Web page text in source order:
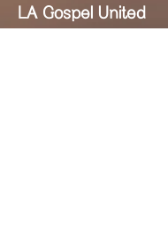
LA Gospel United